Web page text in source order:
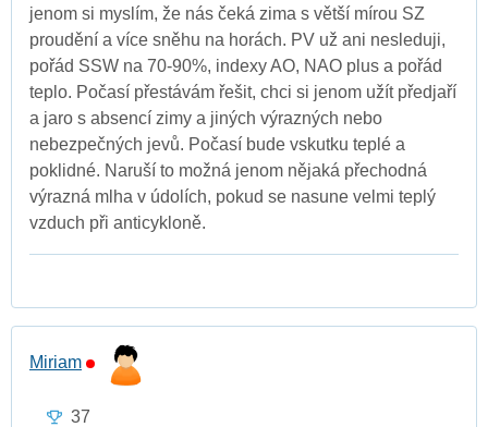
jenom si myslím, že nás čeká zima s větší mírou SZ
proudění a více sněhu na horách. PV už ani nesleduji,
pořád SSW na 70-90%, indexy AO, NAO plus a pořád
teplo. Počasí přestávám řešit, chci si jenom užít předjaří
a jaro s absencí zimy a jiných výrazných nebo
nebezpečných jevů. Počasí bude vskutku teplé a
poklidné. Naruší to možná jenom nějaká přechodná
výrazná mlha v údolích, pokud se nasune velmi teplý
vzduch při anticykloně.
Miriam
37